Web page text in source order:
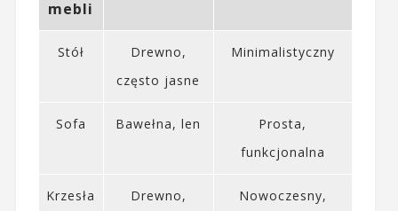
mebli
Stół
Drewno,
często jasne
Minimalistyczny
Sofa Bawełna, len
Prosta,
funkcjonalna
Krzesła
Drewno,
Nowoczesny,